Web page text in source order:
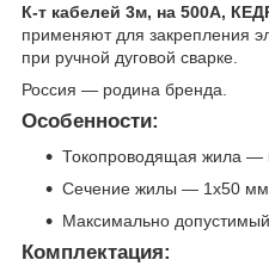
К-т кабелей 3м, на 500А,
применяют для закрепления
при ручной дуговой сварке.
Россия — родина бренда.
Особенности:
Токопроводящая жила —
Сечение жилы — 1х50
Максимально
Комплектация: